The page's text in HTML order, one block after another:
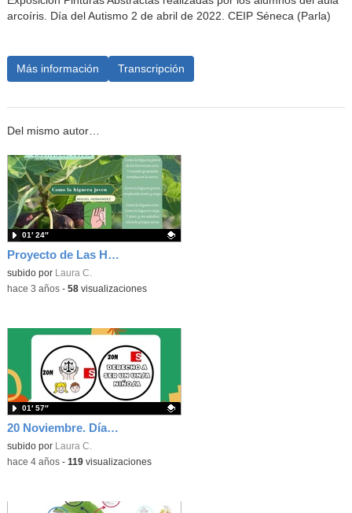
arcoíris. Día del Autismo 2 de abril de 2022. CEIP Séneca (Parla)
Más información Transcripción
Del mismo autor…
Proyecto de Las Higueras Mayo 2023. Aula Arcoíris. CEIP Séneca
Contenido educativo.
subido por Laura C.
01′ 24″
-hace 3 años- 58visualizaciones
20 Noviembre. Día de los Derechos de los/as Niños/as. CEIP Séneca. Parla
Contenido educativo.
subido por Laura C.
01′ 57″
-hace 4 años- 119visualizaciones